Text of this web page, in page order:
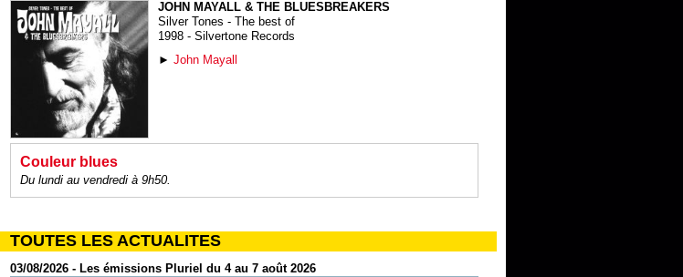
JOHN MAYALL & THE BLUESBREAKERS
Silver Tones - The best of
1998 - Silvertone Records
► John Mayall
Couleur blues
Du lundi au vendredi à 9h50.
TOUTES LES ACTUALITES
03/08/2026 - Les émissions Pluriel du 4 au 7 août 2026